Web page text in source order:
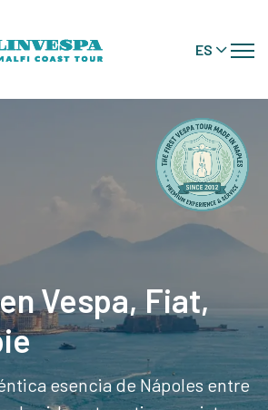
ES
Vespa, Fiat,
esencia de Nápoles entre